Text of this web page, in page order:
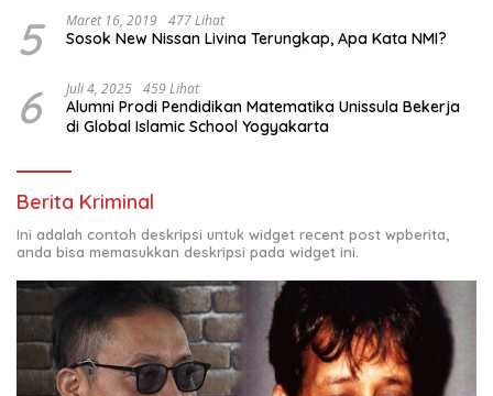
5 Maret 16, 2019 477 Lihat
Sosok New Nissan Livina Terungkap, Apa Kata NMI?
6 Juli 4, 2025 459 Lihat
Alumni Prodi Pendidikan Matematika Unissula Bekerja
di Global Islamic School Yogyakarta
Berita Kriminal
Ini adalah contoh deskripsi untuk widget recent post wpberita,
anda bisa memasukkan deskripsi pada widget ini.